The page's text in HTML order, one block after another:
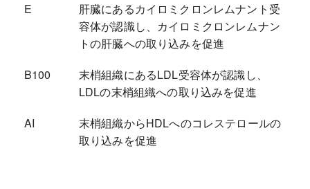
E
肝臓にあるカイロミクロンレムナント受
容体が認識し、カイロミクロンレムナン
トの肝臓への取り込みを促進
B100
末梢組織にあるLDL受容体が認識し、
LDLの末梢組織への取り込みを促進
AI
末梢組織からHDLへのコレステロールの
取り込みを促進